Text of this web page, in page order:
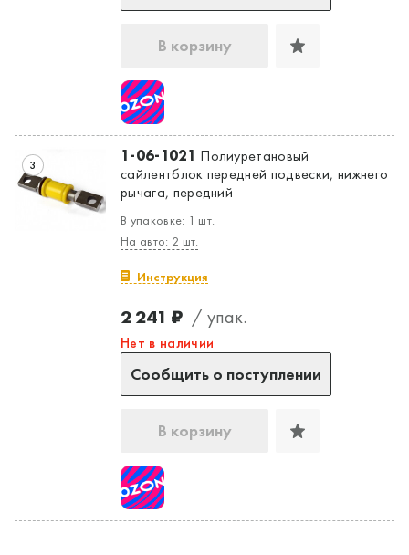
В корзину
3 1-06-1021 Полиуретановый
сайлентблок передней подвески, нижнего
рычага, передний
В упаковке: 1 шт.
На авто: 2 шт.
Инструкция
2 241 ₽ / упак.
Нет в наличии
Сообщить о поступлении
В корзину